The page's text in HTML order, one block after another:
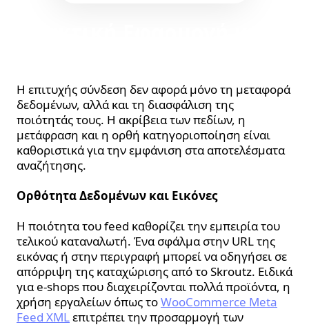
Η επιτυχής σύνδεση δεν αφορά μόνο τη μεταφορά
δεδομένων, αλλά και τη διασφάλιση της
ποιότητάς τους. Η ακρίβεια των πεδίων, η
μετάφραση και η ορθή κατηγοριοποίηση είναι
καθοριστικά για την εμφάνιση στα αποτελέσματα
αναζήτησης.
Ορθότητα Δεδομένων και Εικόνες
Η ποιότητα του feed καθορίζει την εμπειρία του
τελικού καταναλωτή. Ένα σφάλμα στην URL της
εικόνας ή στην περιγραφή μπορεί να οδηγήσει σε
απόρριψη της καταχώρισης από το Skroutz. Ειδικά
για e-shops που διαχειρίζονται πολλά προϊόντα, η
χρήση εργαλείων όπως τοWooCommerce Meta
Feed XMLεπιτρέπει την προσαρμογή των